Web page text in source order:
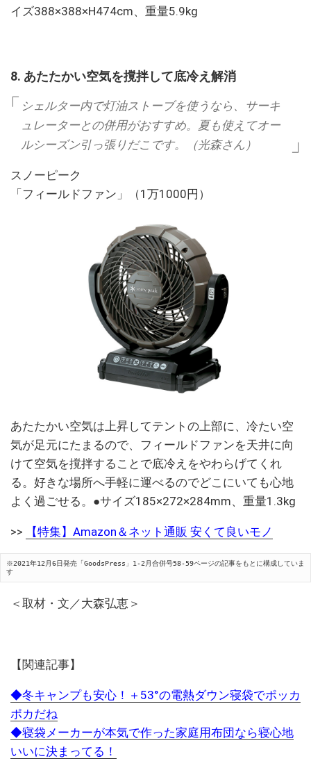
イズ388×388×H474cm、重量5.9kg
8. あたたかい空気を撹拌して底冷え解消
シェルター内で灯油ストーブを使うなら、サーキ
ュレーターとの併用がおすすめ。夏も使えてオー
ルシーズン引っ張りだこです。（光森さん）
スノーピーク
「フィールドファン」（1万1000円）
あたたかい空気は上昇してテントの上部に、冷たい空
気が足元にたまるので、フィールドファンを天井に向
けて空気を撹拌することで底冷えをやわらげてくれ
る。好きな場所へ手軽に運べるのでどこにいても心地
よく過ごせる。●サイズ185×272×284mm、重量1.3kg
>> 【特集】Amazon＆ネット通販 安くて良いモノ
※2021年12月6日発売「GoodsPress」1-2月合併号58-59ページの記事をもとに構成していま
す
＜取材・文／大森弘恵＞
【関連記事】
◆冬キャンプも安心！＋53°の電熱ダウン寝袋でポッカ
ポカだね
◆寝袋メーカーが本気で作った家庭用布団なら寝心地
いいに決まってる！